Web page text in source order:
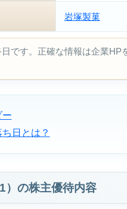
岩塚製菓
です。正確な情報は企業HP
ー
日とは？
）の株主優待内容